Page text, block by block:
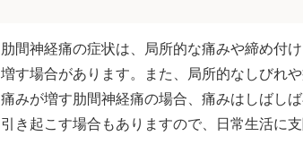
肋間神経痛の症状は、局所的な痛みや締め付
増す場合があります。また、局所的なしびれ
痛みが増す肋間神経痛の場合、痛みはしばし
引き起こす場合もありますので、日常生活に